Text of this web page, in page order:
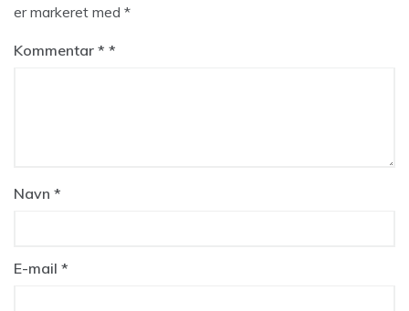
er markeret med *
Kommentar *
Navn *
E-mail *